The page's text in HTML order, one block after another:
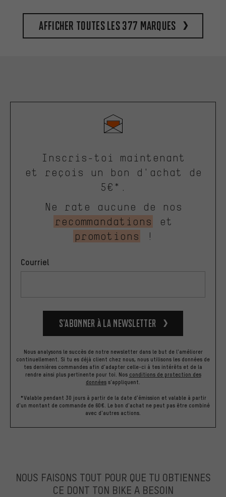
Afficher toutes les 377 marques
Inscris-toi maintenant
et reçois un bon d'achat de
5€*.
Ne rate aucune de nos
recommandations
et
promotions
!
Courriel
S’abonner à la newsletter
Nous analysons le succès de notre newsletter dans le but de l'améliorer
continuellement. Si tu es déjà client chez nous, nous utilisons les données de
tes dernières commandes afin d'adapter celle-ci à tes intérêts et de la
rendre ainsi plus pertinente pour toi. Nos conditions de protection des
données s'appliquent.
*Valable pendant 30 jours à partir de la date d'émission et valable à partir
d'un montant de commande de 60€. Le bon d'achat ne peut pas être combiné
avec d'autres actions.
NOUS FAISONS TOUT POUR QUE TU OBTIENNES
CE DONT TON BIKE A BESOIN